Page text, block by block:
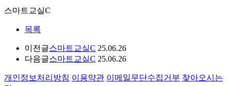
스마트교실C
목록
이전글스마트교실C 25.06.26
다음글스마트교실C 25.06.26
개인정보처리방침 이용약관 이메일무단수집거부 찾아오시는